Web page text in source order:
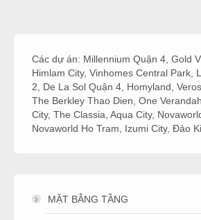
Các dự án: Millennium Quận 4 Gold
Himlam City, Vinhomes Central Park
2
De La Sol Quận 4 Homyland
The Berkley Thao Dien One Verandah
City, The Classia Aqua City,
Novaworld Ho Tram
Izumi City, Đảo
MẶT BẰNG TẦNG